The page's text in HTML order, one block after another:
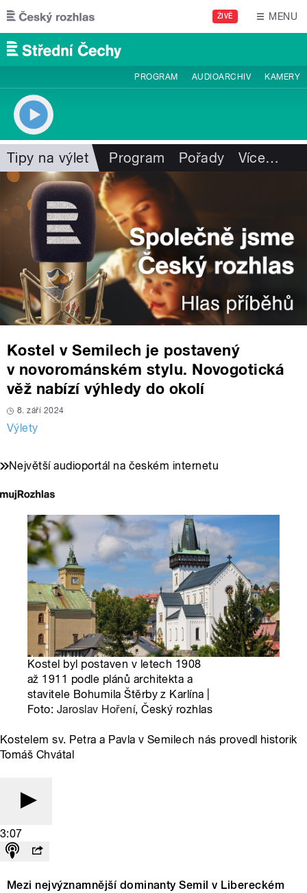
Přejít k hlavnímu obsahu
ŽIVĚ MENU
PROGRAM AUDIOARCHIV KAMERY
Tipy na výlet Program Pořady Více…
Kostel v Semilech je postavený
v novorománském stylu. Novogotická
věž nabízí výhledy do okolí
8. září 2024
Výlety
Největší audioportál na českém internetu
Kostel byl postaven v letech 1908
až 1911 podle plánů architekta a
stavitele Bohumila Štěrby z Karlína |
Foto: Jaroslav Hoření, Český rozhlas
Kostelem sv. Petra a Pavla v Semilech nás provedl historik
Tomáš Chvátal
3:07
Mezi nejvýznamnější dominanty Semil v Libereckém